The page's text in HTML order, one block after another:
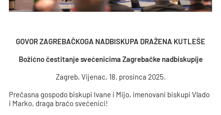
GOVOR ZAGREBAČKOGA NADBISKUPA DRAŽENA KUTLEŠE
Božićno čestitanje svećenicima Zagrebačke nadbiskupije
Zagreb, Vijenac, 18. prosinca 2025.
Prečasna gospodo biskupi Ivane i Mijo, imenovani biskupi Vlado
i Marko, draga braćo svećenici!